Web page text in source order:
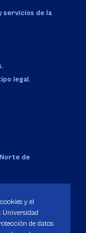
servicios de la
legal.
de
1980. y el
Universidad
de datos